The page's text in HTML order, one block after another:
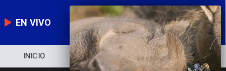
EN VIVO
NOTICIERO POLÍTICA ECONOMÍA